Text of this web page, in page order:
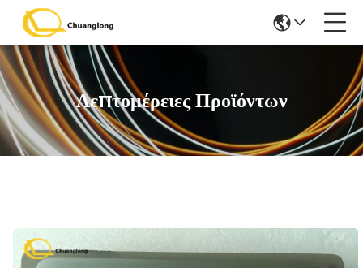
Λεπτομέρειες Προϊόντων